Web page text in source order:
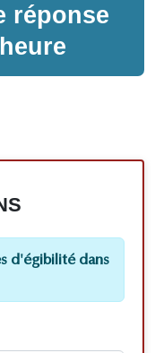
réponse
d'égibilité dans